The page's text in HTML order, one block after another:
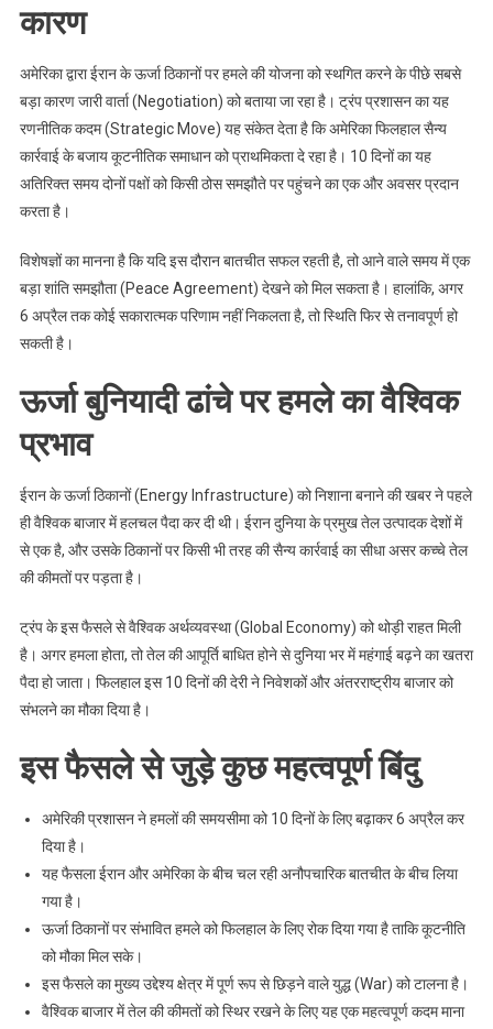
कारण
अमेरिका द्वारा ईरान के ऊर्जा ठिकानों पर हमले की योजना को स्थगित करने के पीछे सबसे
बड़ा कारण जारी वार्ता (Negotiation) को बताया जा रहा है। ट्रंप प्रशासन का यह
रणनीतिक कदम (Strategic Move) यह संकेत देता है कि अमेरिका फिलहाल सैन्य
कार्रवाई के बजाय कूटनीतिक समाधान को प्राथमिकता दे रहा है। 10 दिनों का यह
अतिरिक्त समय दोनों पक्षों को किसी ठोस समझौते पर पहुंचने का एक और अवसर प्रदान
करता है।
विशेषज्ञों का मानना है कि यदि इस दौरान बातचीत सफल रहती है, तो आने वाले समय में एक
बड़ा शांति समझौता (Peace Agreement) देखने को मिल सकता है। हालांकि, अगर
6 अप्रैल तक कोई सकारात्मक परिणाम नहीं निकलता है, तो स्थिति फिर से तनावपूर्ण हो
सकती है।
ऊर्जा बुनियादी ढांचे पर हमले का वैश्विक
प्रभाव
ईरान के ऊर्जा ठिकानों (Energy Infrastructure) को निशाना बनाने की खबर ने पहले
ही वैश्विक बाजार में हलचल पैदा कर दी थी। ईरान दुनिया के प्रमुख तेल उत्पादक देशों में
से एक है, और उसके ठिकानों पर किसी भी तरह की सैन्य कार्रवाई का सीधा असर कच्चे तेल
की कीमतों पर पड़ता है।
ट्रंप के इस फैसले से वैश्विक अर्थव्यवस्था (Global Economy) को थोड़ी राहत मिली
है। अगर हमला होता, तो तेल की आपूर्ति बाधित होने से दुनिया भर में महंगाई बढ़ने का खतरा
पैदा हो जाता। फिलहाल इस 10 दिनों की देरी ने निवेशकों और अंतरराष्ट्रीय बाजार को
संभलने का मौका दिया है।
इस फैसले से जुड़े कुछ महत्वपूर्ण बिंदु
अमेरिकी प्रशासन ने हमलों की समयसीमा को 10 दिनों के लिए बढ़ाकर 6 अप्रैल कर
दिया है।
यह फैसला ईरान और अमेरिका के बीच चल रही अनौपचारिक बातचीत के बीच लिया
गया है।
ऊर्जा ठिकानों पर संभावित हमले को फिलहाल के लिए रोक दिया गया है ताकि कूटनीति
को मौका मिल सके।
इस फैसले का मुख्य उद्देश्य क्षेत्र में पूर्ण रूप से छिड़ने वाले युद्ध (War) को टालना है।
वैश्विक बाजार में तेल की कीमतों को स्थिर रखने के लिए यह एक महत्वपूर्ण कदम माना